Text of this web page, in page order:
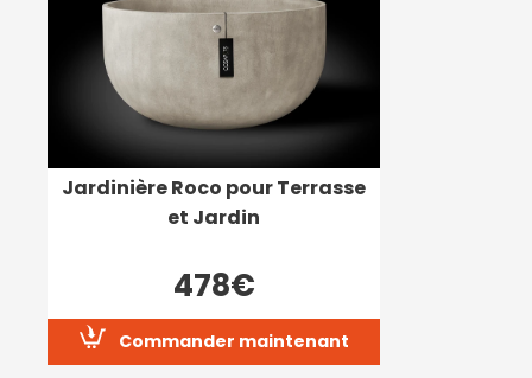
Jardinière Roco pour Terrasse
et Jardin
478€
Commander maintenant